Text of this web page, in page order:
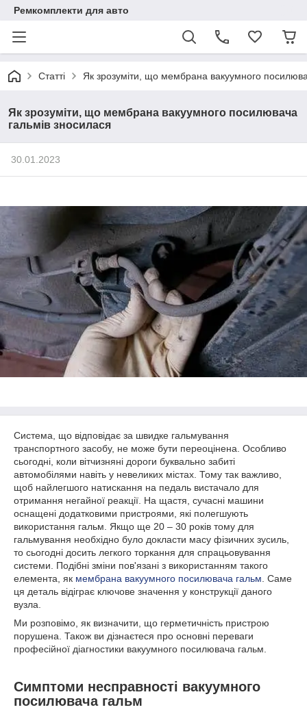
Ремкомплекти для авто
Статті Як зрозуміти, що мембрана вакуумного
Як зрозуміти, що мембрана вакуумного посилювача
гальмів зносилася
30.01.2023
Система, що відповідає за швидке гальмування
транспортного засобу, не може бути переоцінена. Особливо
сьогодні, коли вітчизняні дороги буквально забиті
автомобілями навіть у невеликих містах. Тому так важливо,
щоб найлегшого натискання на педаль вистачало для
отримання негайної реакції. На щастя, сучасні машини
оснащені додатковими пристроями, які полегшують
використання гальм. Якщо ще 20 – 30 років тому для
гальмування необхідно було докласти масу фізичних зусиль,
то сьогодні досить легкого торкання для спрацьовування
системи. Подібні зміни пов'язані з використанням такого
елемента, як мембрана вакуумного посилювача гальм . Саме
ця деталь відіграє ключове значення у конструкції даного
вузла.
Ми розповімо, як визначити, що герметичність пристрою
порушена. Також ви дізнаєтеся про основні переваги
професійної діагностики вакуумного посилювача гальм.
Симптоми несправності вакуумного
посилювача гальм